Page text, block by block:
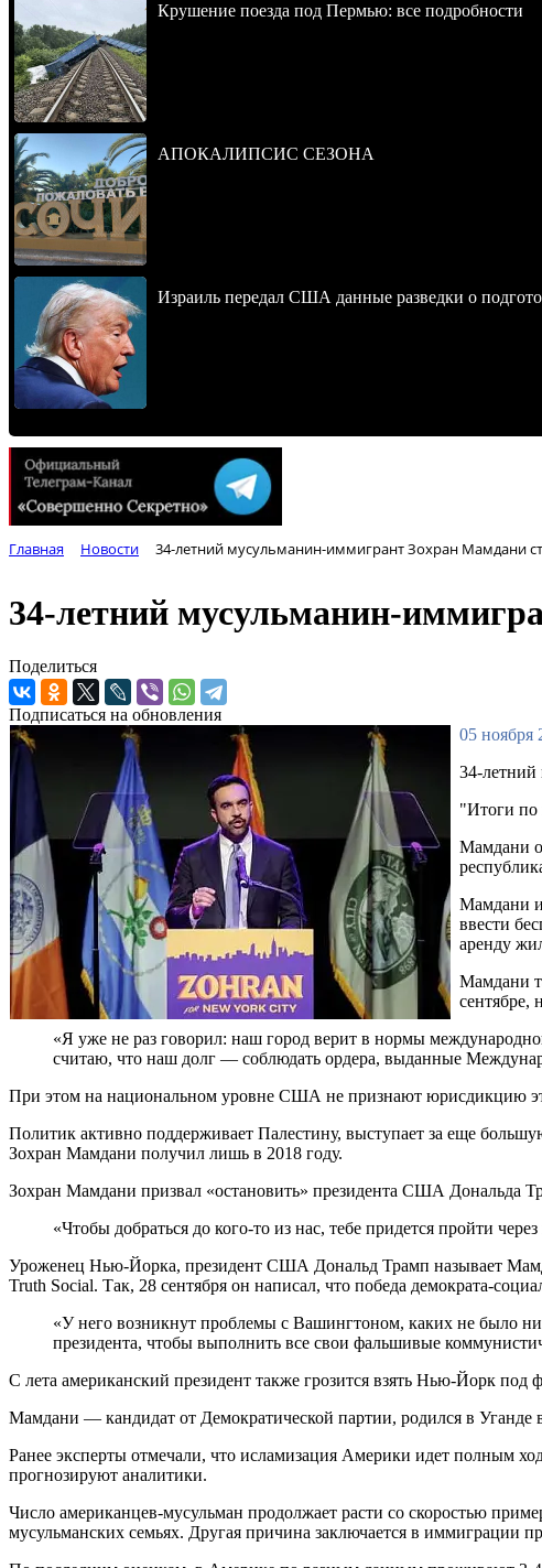
Крушение поезда под Пермью: все подробности
АПОКАЛИПСИС СЕЗОНА
Израиль передал США данные разведки о
Главная Новости 34-летний мусульманин-иммигрант Зохран Мамдани
34-летний мусульманин-
Поделиться
Подписаться на обновления
05 ноября
34-
"Итоги по
Мамдани
Мамдани
ввести
аренду
Мамдани
сентябре,
«Я уже не раз говорил: наш город верит в нормы
считаю, что наш долг — соблюдать ордера, выданные
При этом на национальном уровне США не признают юрисдикцию
Политик активно поддерживает Палестину, выступает за еще
Зохран Мамдани получил лишь в 2018 году.
Зохран Мамдани призвал «остановить» президента США Дональда
«Чтобы добраться до кого-то из нас, тебе придется пройти
Уроженец Нью-Йорка, президент США Дональд Трамп называет
Truth Social. Так, 28 сентября он написал, что победа демократа-
«У него возникнут проблемы с Вашингтоном, каких не было
президента, чтобы выполнить все свои фальшивые
С лета американский президент также грозится взять Нью-Йорк под
Мамдани — кандидат от Демократической партии, родился в
Ранее эксперты отмечали, что исламизация Америки идет полным
прогнозируют аналитики.
Число американцев-мусульман продолжает расти со скоростью
мусульманских семьях. Другая причина заключается в иммиграции